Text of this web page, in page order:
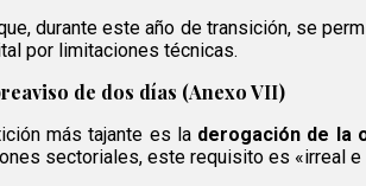
durante este año de transición, se
por limitaciones técnicas.
de dos días (Anexo VII)
más tajante es la derogación de la
sectoriales, este requisito es «irreal